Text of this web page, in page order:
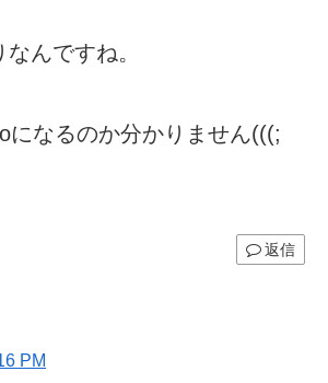
んですね。
になるのか分かりません(((;
返信
PM